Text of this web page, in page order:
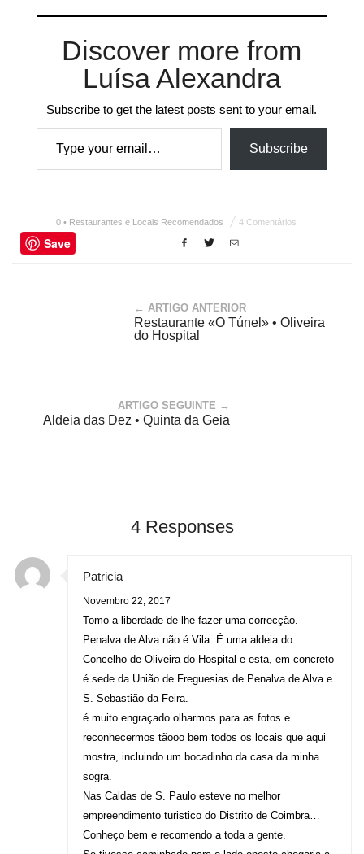
Discover more from
Luísa Alexandra
Subscribe to get the latest posts sent to your email.
Type your email…
Subscribe
0 • Restaurantes e Locais Recomendados 4 Comentários
Save
← ARTIGO ANTERIOR
Restaurante «O Túnel» • Oliveira
do Hospital
ARTIGO SEGUINTE →
Aldeia das Dez • Quinta da Geia
4 Responses
Patricia
Novembro 22, 2017
Tomo a liberdade de lhe fazer uma correcção.
Penalva de Alva não é Vila. É uma aldeia do
Concelho de Oliveira do Hospital e esta, em concreto
é sede da União de Freguesias de Penalva de Alva e
S. Sebastião da Feira.
é muito engraçado olharmos para as fotos e
reconhecermos tãooo bem todos os locais que aqui
mostra, incluindo um bocadinho da casa da minha
sogra.
Nas Caldas de S. Paulo esteve no melhor
empreendimento turistico do Distrito de Coimbra…
Conheço bem e recomendo a toda a gente.